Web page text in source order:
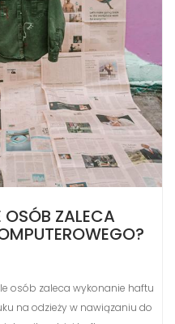
OSÓB ZALECA
osób zaleca wykonanie haftu
na odzieży w nawiązaniu do